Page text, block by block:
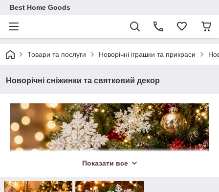
Best Home Goods
Товари та послуги Новорічні іграшки та прикраси
Новорічні сніжинки та святковий декор
Показати все